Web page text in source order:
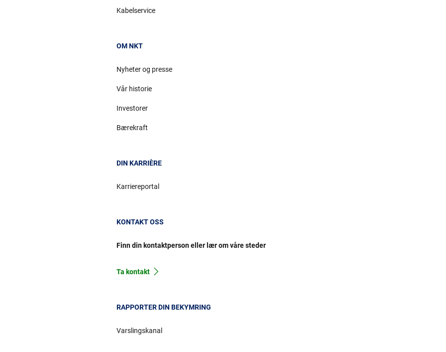
Kabelservice
OM NKT
Nyheter og presse
Vår historie
Investorer
Bærekraft
DIN KARRIÈRE
Karriereportal
KONTAKT OSS
Finn din kontaktperson eller lær om våre steder
Ta kontakt
RAPPORTER DIN BEKYMRING
Varslingskanal